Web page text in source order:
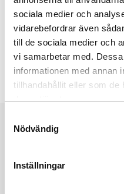
sociala medier och
vidarebefordrar även
till de sociala medier och
vi samarbetar med.
informationen med annan
tillhandahållit eller som de
deras tjänster.
Nödvändig
Inställningar
Clas-Göran Sandblom
Text Polistidningen
19 januari 2009
Dela artikel: Facebook
Klart: